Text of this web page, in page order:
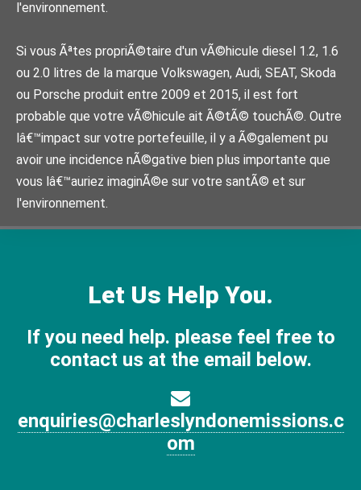
l'environnement.
Si vous Ãªtes propriÃ©taire d'un vÃ©hicule diesel 1.2, 1.6
ou 2.0 litres de la marque Volkswagen, Audi, SEAT, Skoda
ou Porsche produit entre 2009 et 2015, il est fort
probable que votre vÃ©hicule ait Ã©tÃ© touchÃ©. Outre
lâ€™impact sur votre portefeuille, il y a Ã©galement pu
avoir une incidence nÃ©gative bien plus importante que
vous lâ€™auriez imaginÃ©e sur votre santÃ© et sur
l'environnement.
Let Us Help You.
If you need help. please feel free to
contact us at the email below.
enquiries@charleslyndonemissions.c
om